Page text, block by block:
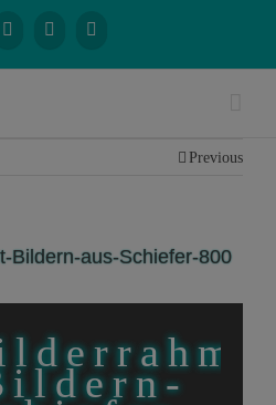
Previous
Bildern-aus-Schiefer-800